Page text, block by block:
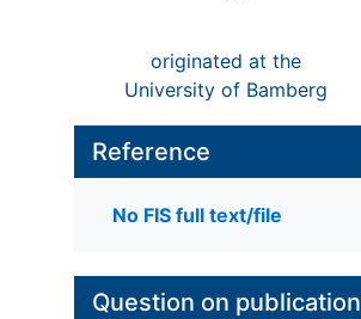
originated at the
University of Bamberg
Reference
No FIS full text/file
Question on publication